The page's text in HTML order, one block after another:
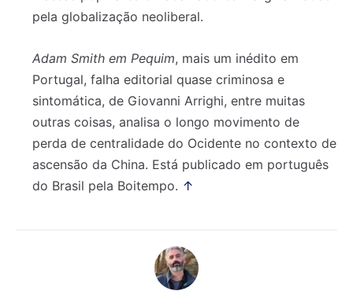
pela globalização neoliberal.
Adam Smith em Pequim, mais um inédito em
Portugal, falha editorial quase criminosa e
sintomática, de Giovanni Arrighi, entre muitas
outras coisas, analisa o longo movimento de
perda de centralidade do Ocidente no contexto de
ascensão da China. Está publicado em português
do Brasil pela Boitempo. ↑